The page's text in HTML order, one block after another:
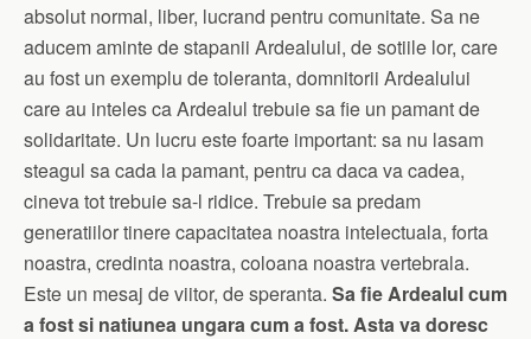
absolut normal, liber, lucrand pentru comunitate. Sa ne
aducem aminte de stapanii Ardealului, de sotiile lor, care
au fost un exemplu de toleranta, domnitorii Ardealului
care au inteles ca Ardealul trebuie sa fie un pamant de
solidaritate. Un lucru este foarte important: sa nu lasam
steagul sa cada la pamant, pentru ca daca va cadea,
cineva tot trebuie sa-l ridice. Trebuie sa predam
generatiilor tinere capacitatea noastra intelectuala, forta
noastra, credinta noastra, coloana noastra vertebrala.
Este un mesaj de viitor, de speranta. Sa fie Ardealul cum
a fost si natiunea ungara cum a fost. Asta va doresc